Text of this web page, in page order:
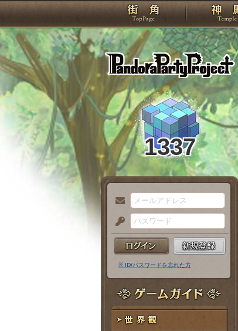
TOP
1337
メ
ー
ル
ア
ド
レ
ス
パ
ス
ー
ド
※ ID/パスワードを忘れた方
ゲームガイド